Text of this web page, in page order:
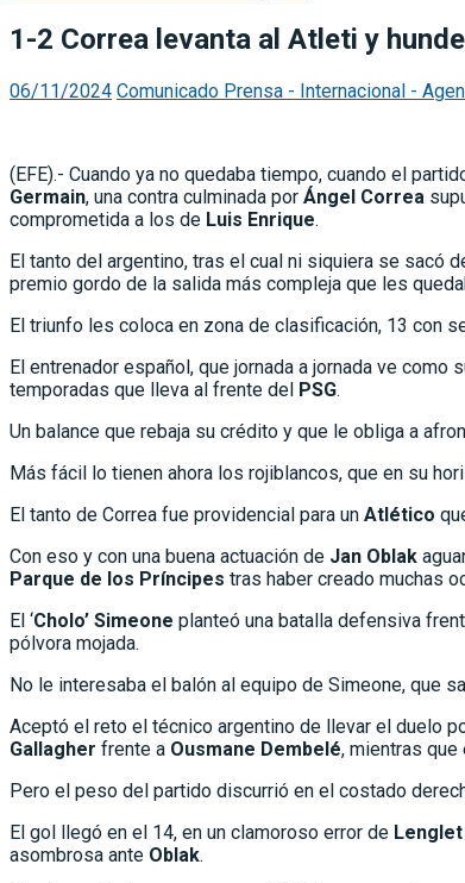
1-2 Correa levanta al Atleti y
06/11/2024 Comunicado Prensa - Internacional -
(EFE).- Cuando ya no quedaba tiempo, cuando el
Germain, una contra culminada por Ángel Correa
comprometida a los de Luis Enrique.
El tanto del argentino, tras el cual ni siquiera se sacó
premio gordo de la salida más compleja que les
El triunfo les coloca en zona de clasificación, 13 con
El entrenador español, que jornada a jornada ve como
temporadas que lleva al frente del PSG.
Un balance que rebaja su crédito y que le obliga a
Más fácil lo tienen ahora los rojiblancos, que en su
El tanto de Correa fue providencial para un Atlético
Con eso y con una buena actuación de Jan Oblak
Parque de los Príncipes tras haber creado muchas
El ‘Cholo’ Simeone planteó una batalla defensiva
pólvora mojada.
No le interesaba el balón al equipo de Simeone, que
Aceptó el reto el técnico argentino de llevar el duelo
Gallagher frente a Ousmane Dembelé, mientras
Pero el peso del partido discurrió en el costado
El gol llegó en el 14, en un clamoroso error de Lenglet
asombrosa ante Oblak.